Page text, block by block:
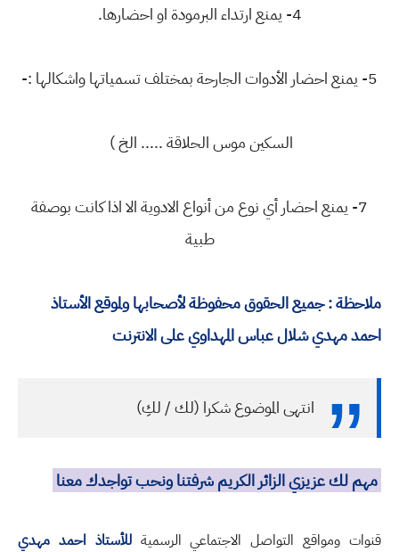
4- يمنع ارتداء البرمودة او احضارها.
5- يمنع احضار الأدوات الجارحة بمختلف تسمياتها واشكالها :-
السكين موس الحلاقة ..... الخ )
7- يمنع احضار أي نوع من أنواع الادوية الا اذا كانت بوصفة
طبية
ملاحظة : جميع الحقوق محفوظة لأصحابها ولموقع الأستاذ
احمد مهدي شلال عباس المهداوي على الانترنت
انتهى الموضوع شكرا (لك / لكِ)
مهم لك عزيزي الزائر الكريم شرفتنا ونحب تواجدك معنا
قنوات ومواقع التواصل الاجتماعي الرسميةللأستاذ احمد مهدي